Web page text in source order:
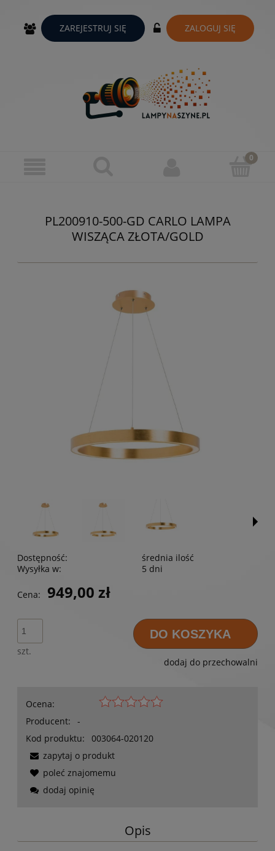
ZAREJESTRUJ SIĘ ZALOGUJ SIĘ
PL200910-500-GD CARLO LAMPA
WISZĄCA ZŁOTA/GOLD
Dostępność:
średnia ilość
Wysyłka w:
5 dni
Cena: 949,00 zł
szt.
DO KOSZYKA
dodaj do przechowalni
Ocena:
Producent:
-
Kod produktu:
003064-020120
zapytaj o produkt
poleć znajomemu
dodaj opinię
Opis